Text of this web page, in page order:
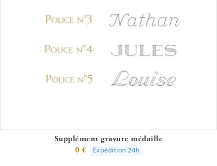
Supplément gravure médaille
0 €
Expédition 24h